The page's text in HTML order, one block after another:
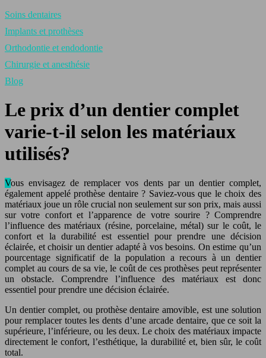
Soins dentaires
Implants et prothèses
Orthodontie et endodontie
Chirurgie et anesthésie
Blog
Le prix d’un dentier complet
varie-t-il selon les matériaux
utilisés?
Vous envisagez de remplacer vos dents par un dentier complet,
également appelé prothèse dentaire ? Saviez-vous que le choix des
matériaux joue un rôle crucial non seulement sur son prix, mais aussi
sur votre confort et l’apparence de votre sourire ? Comprendre
l’influence des matériaux (résine, porcelaine, métal) sur le coût, le
confort et la durabilité est essentiel pour prendre une décision
éclairée, et choisir un dentier adapté à vos besoins. On estime qu’un
pourcentage significatif de la population a recours à un dentier
complet au cours de sa vie, le coût de ces prothèses peut représenter
un obstacle. Comprendre l’influence des matériaux est donc
essentiel pour prendre une décision éclairée.
Un dentier complet, ou prothèse dentaire amovible, est une solution
pour remplacer toutes les dents d’une arcade dentaire, que ce soit la
supérieure, l’inférieure, ou les deux. Le choix des matériaux impacte
directement le confort, l’esthétique, la durabilité et, bien sûr, le coût
total.